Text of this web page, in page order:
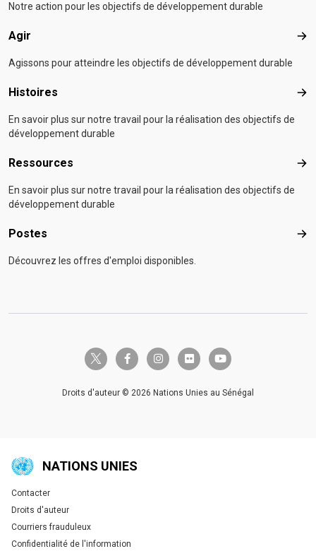
Notre action pour les objectifs de développement durable
Agir Agir
Agissons pour atteindre les objectifs de développement durable
Histoires
En savoir plus sur notre travail pour la réalisation des objectifs de
développement durable
Ressources
En savoir plus sur notre travail pour la réalisation des objectifs de
développement durable
Postes
Découvrez les offres d'emploi disponibles.
twitter-x facebook-finstagramflickr youtube
Droits d'auteur © 2026 Nations Unies au Sénégal
NATIONS UNIES
Global U.N. menu
Contacter
Droits d'auteur
Courriers frauduleux
Confidentialité de l'information